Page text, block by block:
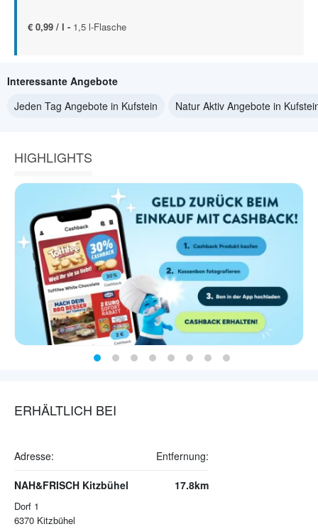
€ 0,99 / l - 1,5 l-Flasche
Interessante Angebote
Jeden Tag Angebote in Kufstein
Natur Aktiv Angebote in
HIGHLIGHTS
ERHÄLTLICH BEI
Adresse: Entfernung:
NAH&FRISCH Kitzbühel
Dorf 1
6370 Kitzbühel
17.8km